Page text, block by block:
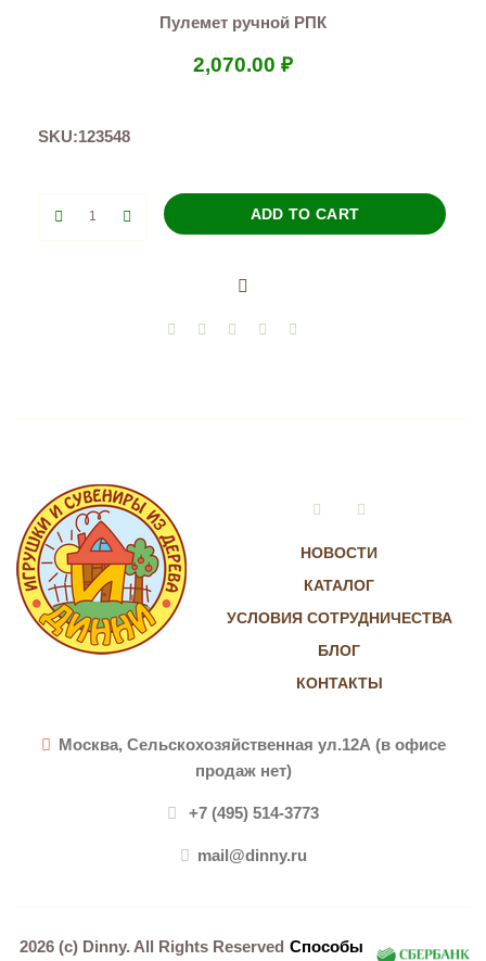
Пулемет ручной РПК
2,070.00 ₽
SKU:123548
ADD TO CART
НОВОСТИ
КАТАЛОГ
УСЛОВИЯ СОТРУДНИЧЕСТВА
БЛОГ
КОНТАКТЫ
VkontakteInstagram
Москва, Сельскохозяйственная ул.12А (в офисе
продаж нет)
+7 (495) 514-3773
mail@dinny.ru
2026 (c) Dinny. All Rights Reserved Способы